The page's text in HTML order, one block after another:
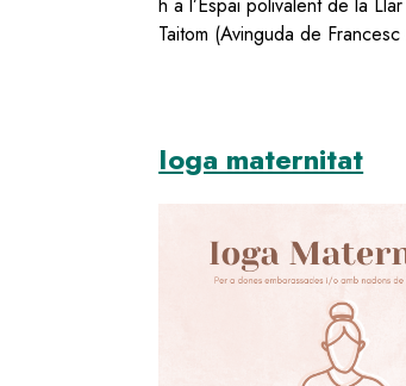
h a l’Espai polivalent de la
Taitom (Avinguda de
Ioga maternitat